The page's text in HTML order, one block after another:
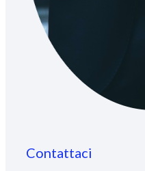
Contattaci